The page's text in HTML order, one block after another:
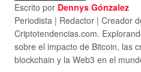
Escrito por Dennys Gónzalez
Periodista | Redactor | Creador
Criptotendencias.com.
sobre el impacto de Bitcoin, las
blockchain y la Web3 en el